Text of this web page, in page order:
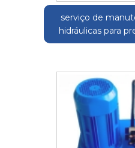
serviço de
hidráulicas para